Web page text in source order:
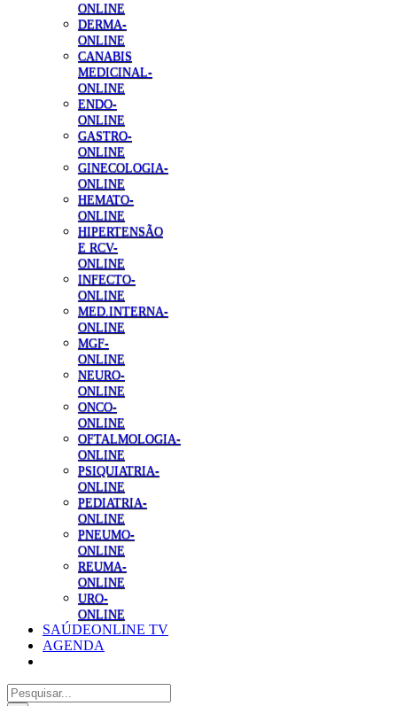
ONLINE
DERMA-
ONLINE
CANABIS
MEDICINAL-
ONLINE
ENDO-
ONLINE
GASTRO-
ONLINE
GINECOLOGIA-
ONLINE
HEMATO-
ONLINE
HIPERTENSÃO
E RCV-
ONLINE
INFECTO-
ONLINE
MED.INTERNA-
ONLINE
MGF-
ONLINE
NEURO-
ONLINE
ONCO-
ONLINE
OFTALMOLOGIA-
ONLINE
PSIQUIATRIA-
ONLINE
PEDIATRIA-
ONLINE
PNEUMO-
ONLINE
REUMA-
ONLINE
URO-
ONLINE
SAÚDEONLINE TV
AGENDA
Pesquisar